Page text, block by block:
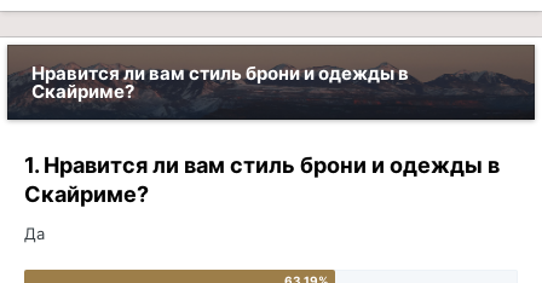
Нравится ли вам стиль брони и одежды в
Скайриме?
1. Нравится ли вам стиль брони и одежды в
Скайриме?
Да